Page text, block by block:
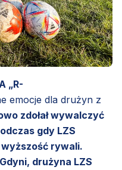
„R-
emocje dla drużyn z
zdołał wywalczyć
gdy LZS
wyższość rywali.
drużyna LZS